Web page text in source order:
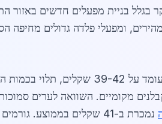
לשנה קודמת, בעיקר בגלל בניית מפעלים
ומפעלי פלדה גדולים מחיפה
באפריל 2026, מחיר הנחושת הטהורה (99.9%)
לקבלנים מקומיים. השוואה לערים
נמכרת ב-41 שקלים בממוצע.